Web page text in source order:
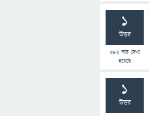
1
উত্তর
282বার দেখা
হয়েছে
1
উত্তর